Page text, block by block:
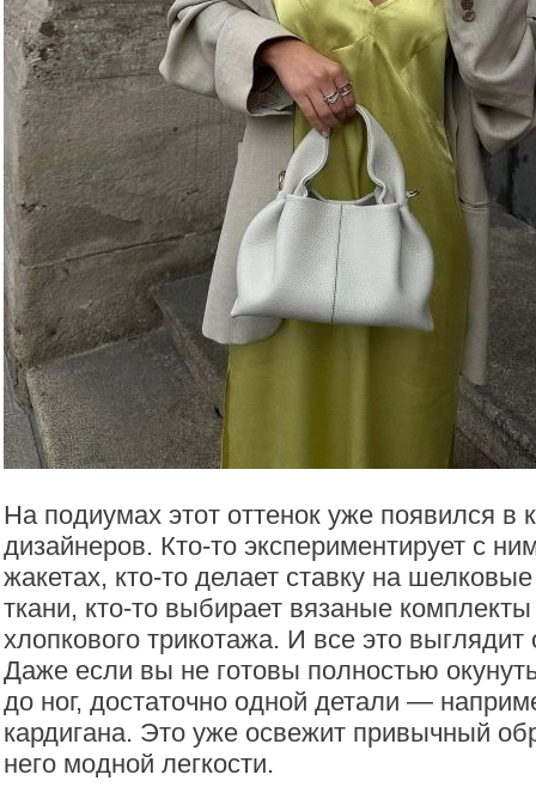
На подиумах этот оттенок уже появился в
дизайнеров. Кто-то экспериментирует с
жакетах, кто-то делает ставку на
ткани, кто-то выбирает вязаные комплекты
хлопкового трикотажа. И все это выглядит
Даже если вы не готовы полностью
до ног, достаточно одной детали —
кардигана. Это уже освежит привычный
него модной легкости.